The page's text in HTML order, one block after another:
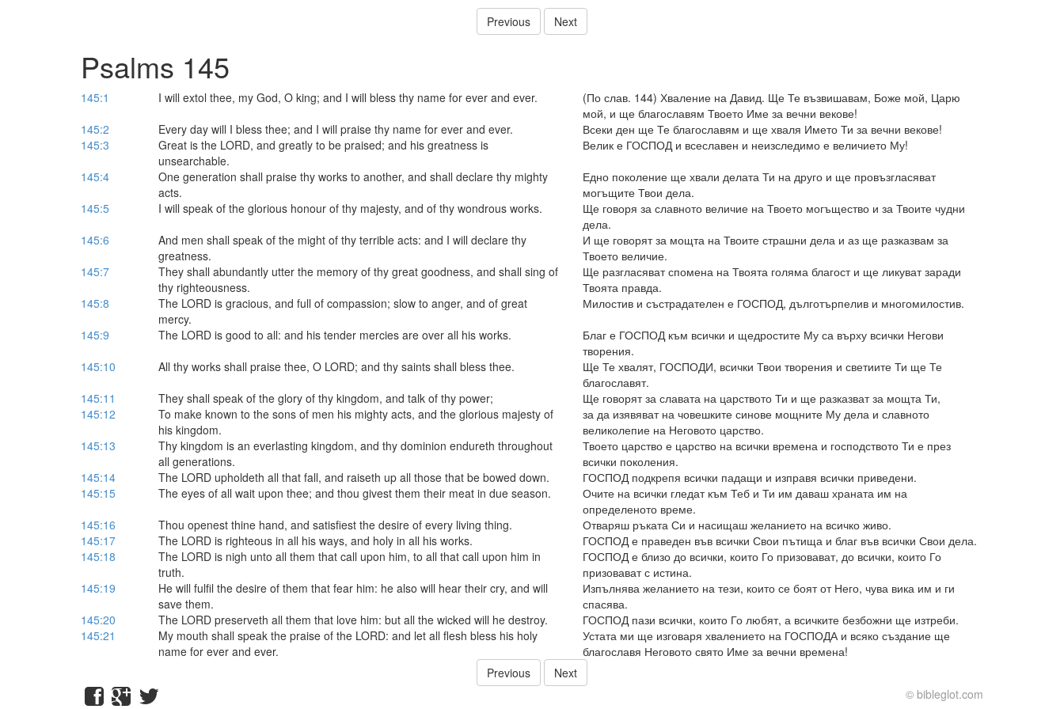
Previous Next
Psalms 145
145:1 I will extol thee, my God, O king; and I will bless thy name for ever and ever.
(По слав. 144) Хваление на Давид. Ще Те възвишавам, Боже мой, Царю
мой, и ще благославям Твоето Име за вечни векове!
145:2
Every day will I bless thee; and I will praise thy name for ever and ever.
Всеки ден ще Те благославям и ще хваля Името Ти за вечни векове!
145:3
Great is the LORD, and greatly to be praised; and his greatness is
unsearchable.
Велик е ГОСПОД и всеславен и неизследимо е величието Му!
145:4
One generation shall praise thy works to another, and shall declare thy mighty
acts.
Едно поколение ще хвали делата Ти на друго и ще провъзгласяват
могъщите Твои дела.
145:5
I will speak of the glorious honour of thy majesty, and of thy wondrous works.
Ще говоря за славното величие на Твоето могъщество и за Твоите чудни
дела.
145:6
And men shall speak of the might of thy terrible acts: and I will declare thy
greatness.
И ще говорят за мощта на Твоите страшни дела и аз ще разказвам за
Твоето величие.
145:7
They shall abundantly utter the memory of thy great goodness, and shall sing of
thy righteousness.
Ще разгласяват спомена на Твоята голяма благост и ще ликуват заради
Твоята правда.
145:8
The LORD is gracious, and full of compassion; slow to anger, and of great
mercy.
Милостив и състрадателен е ГОСПОД, дълготърпелив и многомилостив.
145:9
The LORD is good to all: and his tender mercies are over all his works.
Благ е ГОСПОД към всички и щедростите Му са върху всички Негови
творения.
145:10
All thy works shall praise thee, O LORD; and thy saints shall bless thee.
Ще Те хвалят, ГОСПОДИ, всички Твои творения и светиите Ти ще Те
благославят.
145:11
They shall speak of the glory of thy kingdom, and talk of thy power;
Ще говорят за славата на царството Ти и ще разказват за мощта Ти,
145:12
To make known to the sons of men his mighty acts, and the glorious majesty of
his kingdom.
за да изявяват на човешките синове мощните Му дела и славното
великолепие на Неговото царство.
145:13
Thy kingdom is an everlasting kingdom, and thy dominion endureth throughout
all generations.
Твоето царство е царство на всички времена и господството Ти е през
всички поколения.
145:14
The LORD upholdeth all that fall, and raiseth up all those that be bowed down.
ГОСПОД подкрепя всички падащи и изправя всички приведени.
145:15
The eyes of all wait upon thee; and thou givest them their meat in due season.
Очите на всички гледат към Теб и Ти им даваш храната им на
определеното време.
145:16
Thou openest thine hand, and satisfiest the desire of every living thing.
Отваряш ръката Си и насищаш желанието на всичко живо.
145:17
The LORD is righteous in all his ways, and holy in all his works.
ГОСПОД е праведен във всички Свои пътища и благ във всички Свои дела.
145:18
The LORD is nigh unto all them that call upon him, to all that call upon him in
truth.
ГОСПОД е близо до всички, които Го призовават, до всички, които Го
призовават с истина.
145:19
He will fulfil the desire of them that fear him: he also will hear their cry, and will
save them.
Изпълнява желанието на тези, които се боят от Него, чува вика им и ги
спасява.
145:20
The LORD preserveth all them that love him: but all the wicked will he destroy.
ГОСПОД пази всички, които Го любят, а всичките безбожни ще изтреби.
145:21
My mouth shall speak the praise of the LORD: and let all flesh bless his holy
name for ever and ever.
Устата ми ще изговаря хвалението на ГОСПОДА и всяко създание ще
благославя Неговото свято Име за вечни времена!
Previous
Next
© bibleglot.com